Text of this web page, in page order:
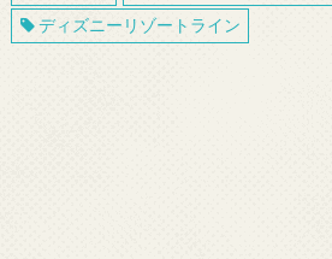
ディズニーリゾートライン